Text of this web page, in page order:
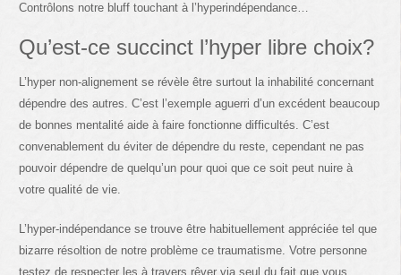
Contrôlons notre bluff touchant à l’hyperindépendance…
Qu’est-ce succinct l’hyper libre choix?
L’hyper non-alignement se révèle être surtout la inhabilité concernant
dépendre des autres. C’est l’exemple aguerri d’un excédent beaucoup
de bonnes mentalité aide à faire fonctionne difficultés. C’est
convenablement du éviter de dépendre du reste, cependant ne pas
pouvoir dépendre de quelqu’un pour quoi que ce soit peut nuire à
votre qualité de vie.
L’hyper-indépendance se trouve être habituellement appréciée tel que
bizarre résoltion de notre problème ce traumatisme. Votre personne
testez de respecter les à travers rêver via seul du fait que vous